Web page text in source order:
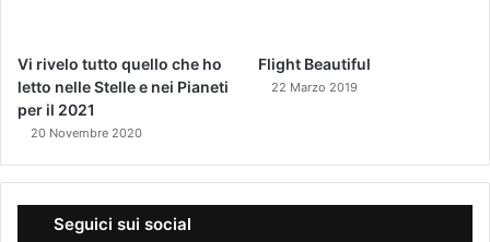
Vi rivelo tutto quello che ho
letto nelle Stelle e nei Pianeti
per il 2021
20 Novembre 2020
Flight Beautiful
22 Marzo 2019
Seguici sui social